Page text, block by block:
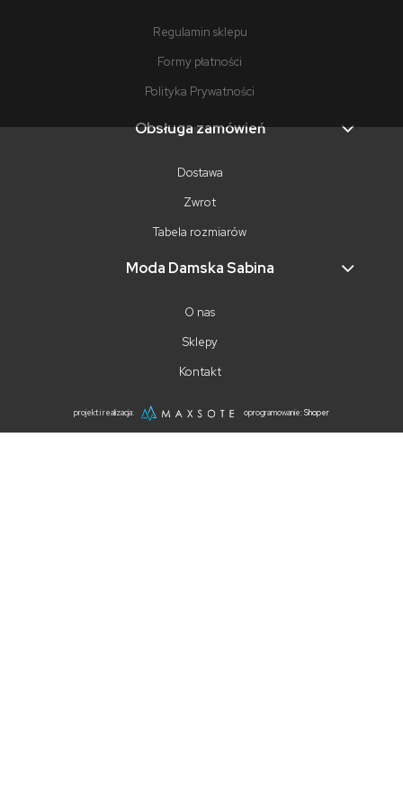
Regulamin sklepu
Formy płatności
Polityka Prywatności
Obsługa zamówień
Dostawa
Zwrot
Tabela rozmiarów
Moda Damska Sabina
O nas
Sklepy
Kontakt